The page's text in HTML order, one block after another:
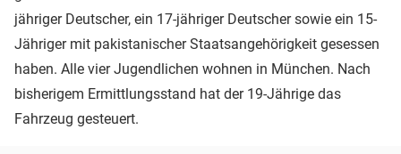
jähriger Deutscher, ein 17-jähriger Deutscher sowie ein 15-
Jähriger mit pakistanischer Staatsangehörigkeit gesessen
haben. Alle vier Jugendlichen wohnen in München. Nach
bisherigem Ermittlungsstand hat der 19-Jährige das
Fahrzeug gesteuert.